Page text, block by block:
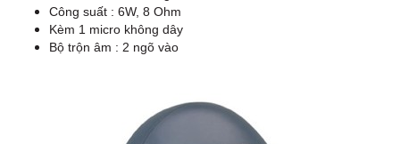
Công suất : 6W, 8 Ohm
Kèm 1 micro không dây
Bộ trộn âm : 2 ngõ vào